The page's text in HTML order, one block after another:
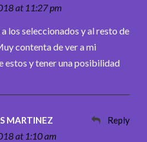
at 11:27 pm
los seleccionados y al resto de
contenta de ver a mi
estos y tener una posibilidad
MARTINEZ
at 1:10 am
Reply